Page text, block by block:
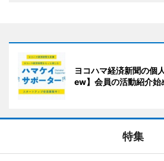
ヨコハマ経済新聞の
ew】会員の活動紹介始
特集